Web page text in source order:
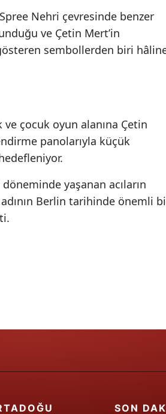
Nehri çevresinde benzer
ve Çetin Mert’in
sembollerden biri
çocuk oyun alanına Çetin
panolarıyla küçük
yaşanan acıların
Berlin tarihinde önemli
SON